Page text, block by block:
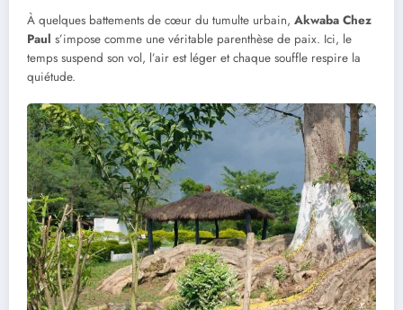
À quelques battements de cœur du tumulte urbain, Akwaba Chez
Paul s’impose comme une véritable parenthèse de paix. Ici, le
temps suspend son vol, l’air est léger et chaque souffle respire la
quiétude.